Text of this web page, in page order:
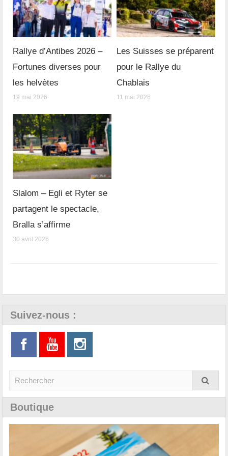
Rallye d’Antibes 2026 –
Fortunes diverses pour
les helvètes
19 mai 2026
Les Suisses se préparent
pour le Rallye du
Chablais
11 mai 2026
Slalom – Egli et Ryter se
partagent le spectacle,
Bralla s’affirme
30 avril 2026
Suivez-nous :
Boutique